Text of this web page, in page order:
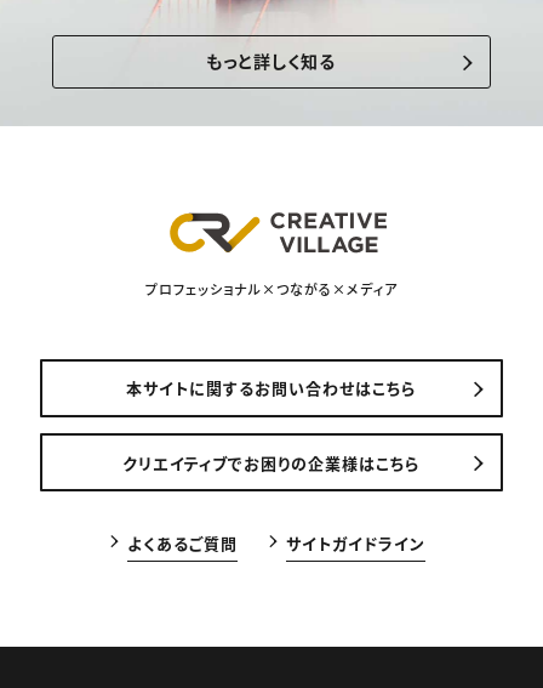
もっと詳しく知る
プロフェッショナル×つながる×メディア
本サイトに関するお問い合わせはこちら
クリエイティブでお困りの企業様はこちら
よくあるご質問 サイトガイドライン